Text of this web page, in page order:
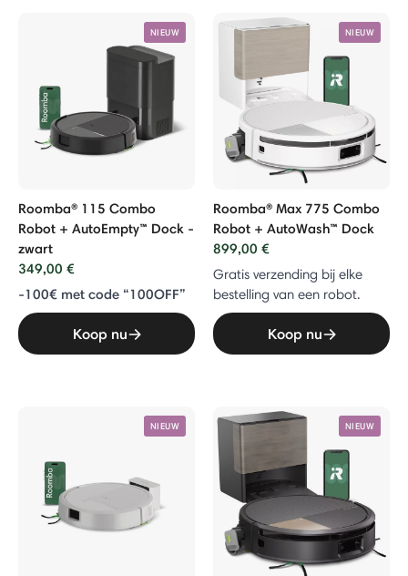
NIEUW
Roomba® 115 Combo
Robot + AutoEmpty™ Dock -
zwart
349,00 €
-100€ met code “100OFF”
Koop nu
NIEUW
Roomba® Max 775 Combo
Robot + AutoWash™ Dock
899,00 €
Gratis verzending bij elke
bestelling van een robot.
Koop nu
NIEUW NIEUW